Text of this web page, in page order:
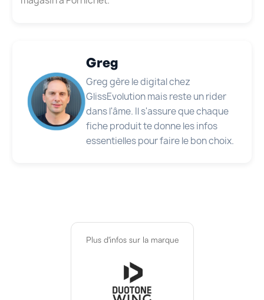
Greg
Greg gère le digital chez
GlissEvolution mais reste un rider
dans l'âme. Il s'assure que chaque
fiche produit te donne les infos
essentielles pour faire le bon choix.
Plus d'infos sur la marque